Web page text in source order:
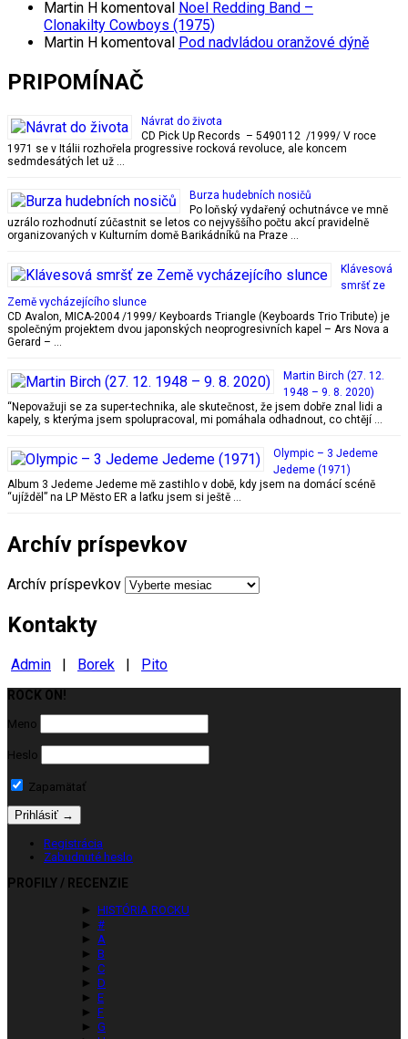
Martin H komentoval Noel Redding Band –
Clonakilty Cowboys (1975)
Martin H komentoval Pod nadvládou oranžové dýně
PRIPOMÍNAČ
Návrat do života
CD Pick Up Records – 5490112 /1999/ V roce
1971 se v Itálii rozhořela progressive rocková revoluce, ale koncem
sedmdesátých let už …
Burza hudebních nosičů
Po loňský vydařený ochutnávce ve mně
uzrálo rozhodnutí zúčastnit se letos co nejvyššího počtu akcí pravidelně
organizovaných v Kulturním domě Barikádníků na Praze …
Klávesová
smršť ze
Země vycházejícího slunce
CD Avalon, MICA-2004 /1999/ Keyboards Triangle (Keyboards Trio Tribute) je
společným projektem dvou japonských neoprogresivních kapel – Ars Nova a
Gerard – …
Martin Birch (27. 12.
1948 – 9. 8. 2020)
“Nepovažuji se za super-technika, ale skutečnost, že jsem dobře znal lidi a
kapely, s kterýma jsem spolupracoval, mi pomáhala odhadnout, co chtějí …
Olympic – 3 Jedeme
Jedeme (1971)
Album 3 Jedeme Jedeme mě zastihlo v době, kdy jsem na domácí scéně
“ujížděl” na LP Město ER a laťku jsem si ještě …
Archív príspevkov
Archív príspevkov
Kontakty
Admin | Borek | Pito
Milujeme ROCK
ROCK ON!
Meno
Heslo
Zapamätať
Registrácia
Zabudnuté heslo
PROFILY / RECENZIE
► HISTÓRIA ROCKU
► #
► A
► B
► C
► D
► E
► F
► G